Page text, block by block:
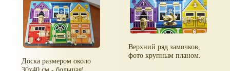
Доска размером около
Верхний ряд замочков,
фото крупным планом.